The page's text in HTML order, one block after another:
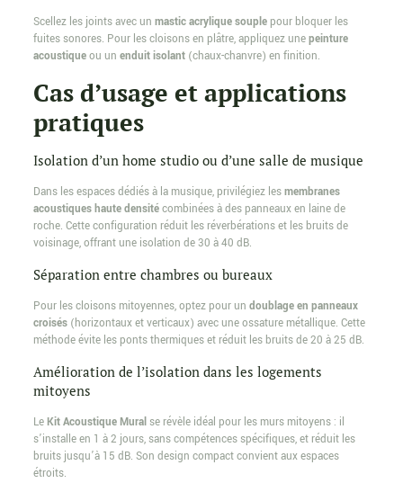
Scellez les joints avec un mastic acrylique souplepour bloquer les
fuites sonores. Pour les cloisons en plâtre, appliquez unepeinture
acoustiqueou un enduit isolant(chaux-chanvre) en finition.
Cas d’usage et applications
pratiques
Isolation d’un home studio ou d’une salle de musique
Dans les espaces dédiés à la musique, privilégiez lesmembranes
acoustiques haute densitécombinées à des panneaux en laine de
roche. Cette configuration réduit les réverbérations et les bruits de
voisinage, offrant une isolation de 30 à 40 dB.
Séparation entre chambres ou bureaux
Pour les cloisons mitoyennes, optez pour un doublage en panneaux
croisés(horizontaux et verticaux) avec une ossature métallique. Cette
méthode évite les ponts thermiques et réduit les bruits de 20 à 25 dB.
Amélioration de l’isolation dans les logements
mitoyens
LeKit Acoustique Muralse révèle idéal pour les murs mitoyens : il
s’installe en 1 à 2 jours, sans compétences spécifiques, et réduit les
bruits jusqu’à 15 dB. Son design compact convient aux espaces
étroits.